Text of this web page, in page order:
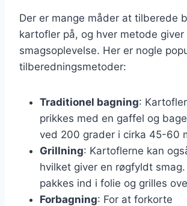
Der er mange måder at tilberede
kartofler på, og hver metode giver
smagsoplevelse. Her er nogle
tilberedningsmetoder:
Traditionel bagning:
prikkes med en gaffel og
ved 200 grader i cirka 45-60
Grillning: Kartoflerne kan
hvilket giver en røgfyldt smag.
pakkes ind i folie og grilles
Forbagning: For at forkorte